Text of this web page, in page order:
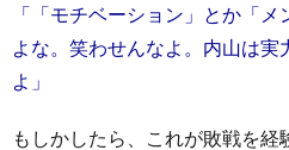
「「モチベーション」とか「
よな。笑わせんなよ。内山は
よ」
もしかしたら、これが敗戦を